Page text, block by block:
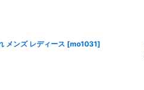
メンズ レディース [mo1031]